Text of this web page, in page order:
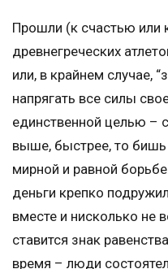
Прошли (к счастью или
древнегреческих
или, в крайнем случае,
напрягать все силы
единственной целью –
выше, быстрее, то
мирной и равной
деньги крепко
вместе и нисколько не
ставится знак
время – люди